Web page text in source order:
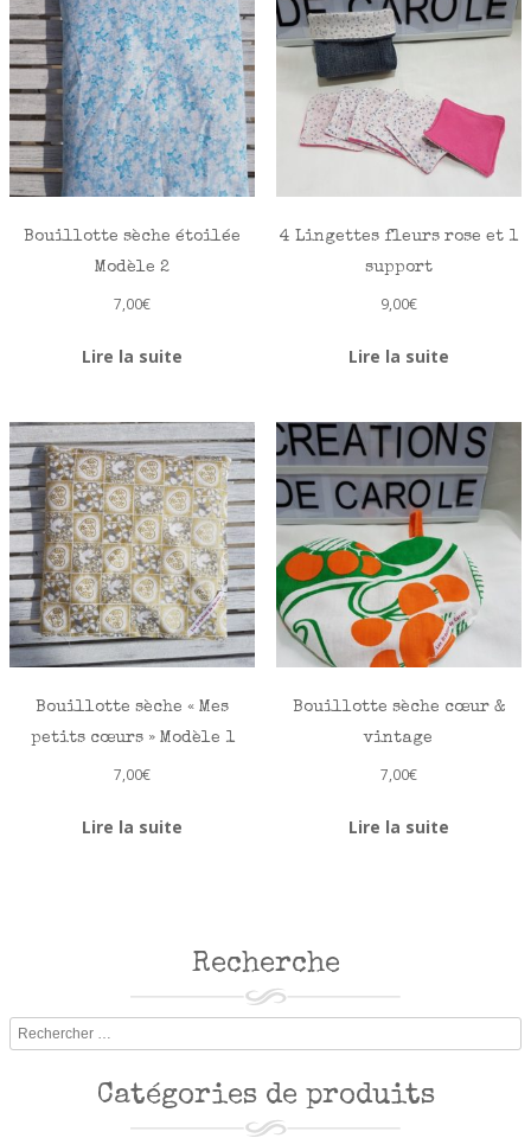
Bouillotte sèche étoilée
Modèle 2
7,00€
Lire la suite
4 Lingettes fleurs rose et 1
support
9,00€
Lire la suite
Bouillotte sèche « Mes
petits cœurs » Modèle 1
7,00€
Lire la suite
Bouillotte sèche cœur &
vintage
7,00€
Lire la suite
Recherche
Rechercher
Catégories de produits